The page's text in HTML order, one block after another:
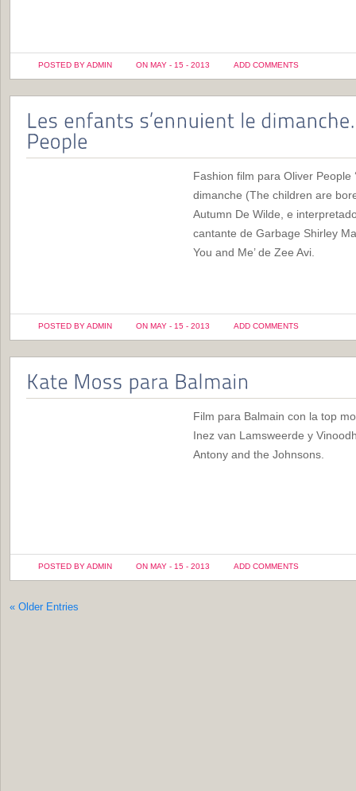
POSTED BY ADMIN ON MAY - 15 - 2013 ADD COMMENTS
Fashion film para Oliver People
dimanche (The children are
Autumn De Wilde, e
cantante de Garbage Shirley
You and Me’ de Zee Avi.
POSTED BY ADMIN ON MAY - 15 - 2013 ADD COMMENTS
Film para Balmain con la top
Inez van Lamsweerde y
Antony and the Johnsons.
POSTED BY ADMIN ON MAY - 15 - 2013 ADD COMMENTS
« Older Entries